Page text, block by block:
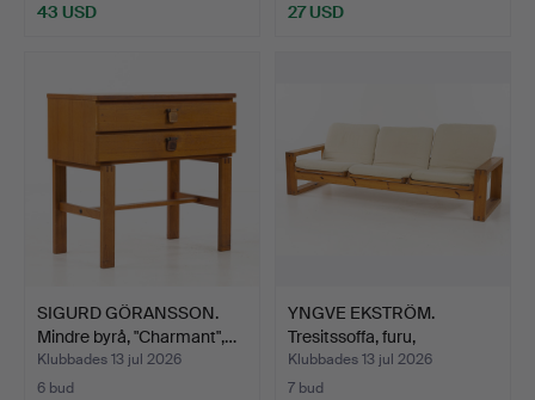
43 USD 27 USD
SIGURD GÖRANSSON.
Mindre byrå, "Charmant",…
Klubbades 13 jul 2026
6 bud
YNGVE EKSTRÖM.
Tresitssoffa, furu,
Swedese…
Klubbades 13 jul 2026
7 bud